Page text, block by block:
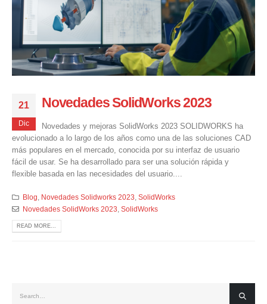
21
Dic
Novedades SolidWorks 2023
Novedades y mejoras SolidWorks 2023 SOLIDWORKS ha
evolucionado a lo largo de los años como una de las soluciones CAD
más populares en el mercado, conocida por su interfaz de usuario
fácil de usar. Se ha desarrollado para ser una solución rápida y
flexible basada en las necesidades del usuario....
Blog Novedades Solidworks 2023
SolidWorks
Novedades SolidWorks 2023
SolidWorks
READ MORE...